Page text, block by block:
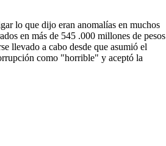
lo que dijo eran anomalías en muchos
en más de 545 .000 millones de pesos
llevado a cabo desde que asumió el
como "horrible" y aceptó la